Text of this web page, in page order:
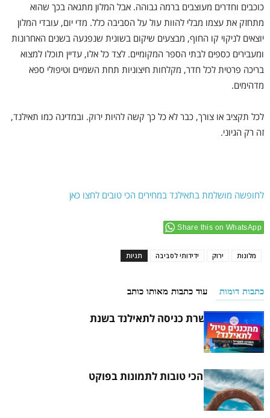
כוכבים וחדרים מעוצבים ברמה גבוהה. אבל המלון מתגאה בכך שהוא
מתחזק את עצמו מבלי להוות עול על הסביבה כלל. מדי יום, עובדי המלון
יוצאים לניקוי קו החוף, מבצעים שיקום בשונית שנפגעה בשנים האחרונות
ומעבירים כספים לבתי הספר המקומיים. לצד כל אלו, עדיין תוכלו למצוא
בריכה פרטית לכל חדר, מקלחות חיצוניות תחת השמיים וטיפולי ספא
מדהימים.
לכל תקציב או צורך, כבר לא כל כך קשה להיות ירוק. ובמדינה כמו תאילנד,
זה רק הגיוני.
לחופשה מושלמת בתאילנד במחירים הכי טובים לחצו כאן
Share this on WhatsApp
תגיות ידידותי לסביבה ירוק מלונות
כתבות דומות עוד כתבות מאותו כותב
איך להוציא אשרת כניסה לתאילנד בשנת
2021
8 ההזדמנויות הכי טובות לתמונות בפוקט